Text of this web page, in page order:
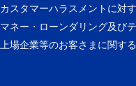
カスタマーハラスメントに対
マネー・ローンダリング及び
上場企業等のお客さまに関す